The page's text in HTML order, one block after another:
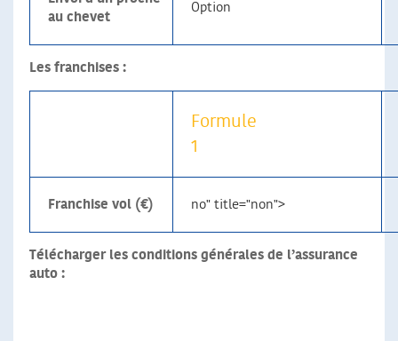
au chevet
Option
Les franchises :
Formule
1
Franchise vol (€) no" title="non">
Télécharger les conditions générales de l’assurance
auto :